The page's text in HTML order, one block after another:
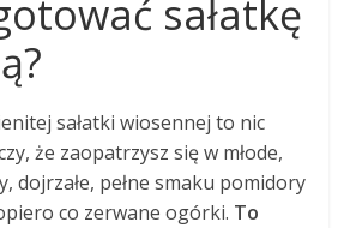
sałatkę
sałatki wiosennej to nic
że zaopatrzysz się w młode,
dojrzałe, pełne smaku pomidory
co zerwane ogórki. To